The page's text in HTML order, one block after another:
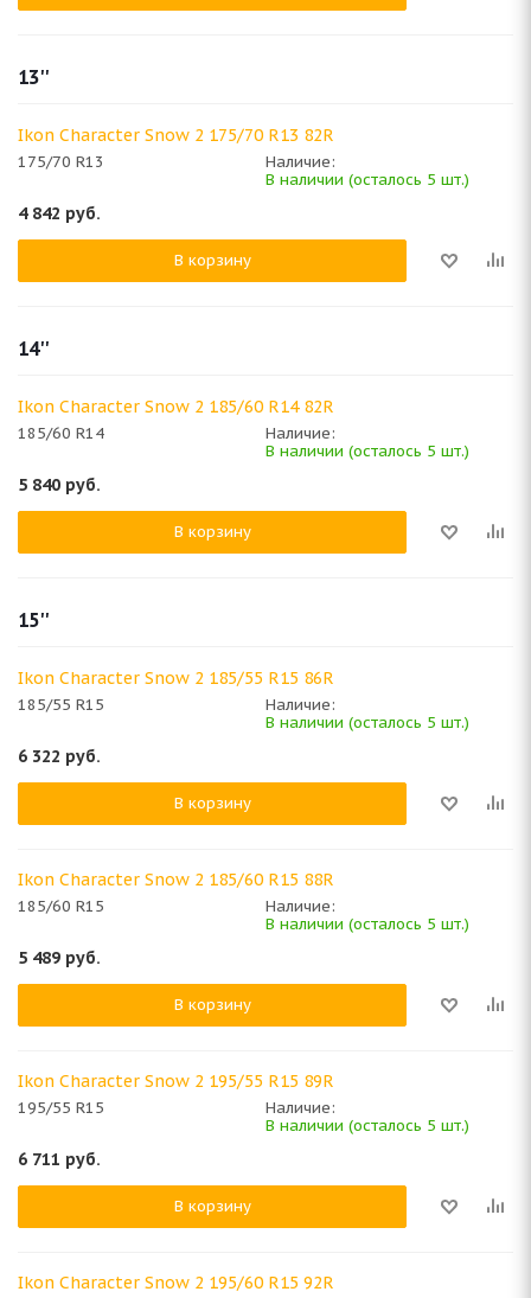
13''
Ikon Character Snow 2 175/70 R13 82R
175/70 R13
Наличие:
В наличии (осталось 5 шт.)
4 842 руб.
В корзину
14''
Ikon Character Snow 2 185/60 R14 82R
185/60 R14
Наличие:
В наличии (осталось 5 шт.)
5 840 руб.
В корзину
15''
Ikon Character Snow 2 185/55 R15 86R
185/55 R15
Наличие:
В наличии (осталось 5 шт.)
6 322 руб.
В корзину
Ikon Character Snow 2 185/60 R15 88R
185/60 R15
Наличие:
В наличии (осталось 5 шт.)
5 489 руб.
В корзину
Ikon Character Snow 2 195/55 R15 89R
195/55 R15
Наличие:
В наличии (осталось 5 шт.)
6 711 руб.
В корзину
Ikon Character Snow 2 195/60 R15 92R